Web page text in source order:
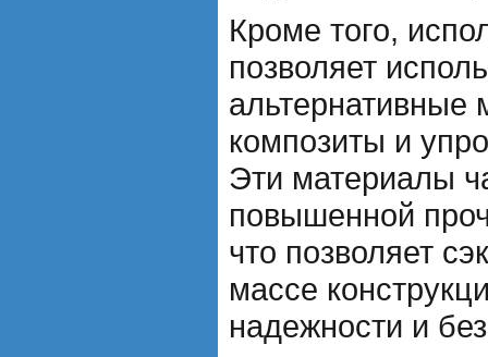
Кроме того,
позволяет
альтернативные
композиты и
Эти материалы
повышенной
что позволяет
массе
надежности и